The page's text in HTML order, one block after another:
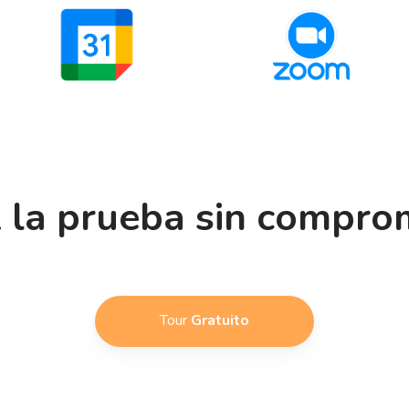
la prueba sin
Tour Gratuito